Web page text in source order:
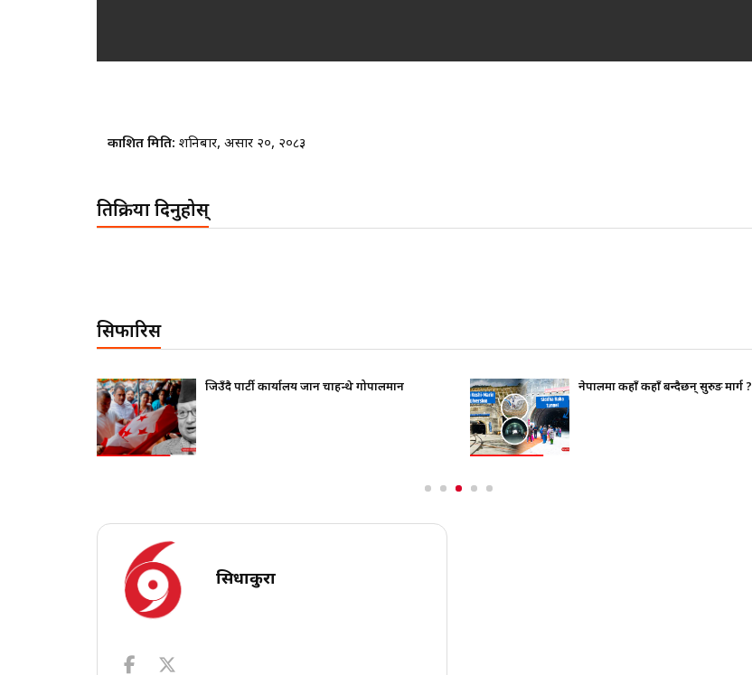
प्रकाशित मिति: शनिबार, असार २०, २०८३
प्रतिक्रिया दिनुहोस्
सिफारिस
जिउँदै पार्टी कार्यालय जान चाहन्थे गोपालमान नेपालमा कहाँ कहाँ बन्दैछन् सुरुङ मार्ग ?
सिधाकुरा